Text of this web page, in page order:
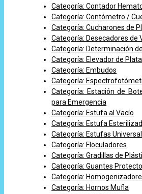
Categoría: Contador
Categoría: Contómetro /
Categoría: Cucharones de
Categoría: Desecadores de
Categoría: Determinación
Categoría: Elevador de
Categoría: Embudos
Categoría:
Categoría: Estación de
para Emergencia
Categoría: Estufa al Vacío
Categoría: Estufa
Categoría: Estufas
Categoría: Floculadores
Categoría: Gradillas de
Categoría: Guantes
Categoría:
Categoría: Hornos Mufla